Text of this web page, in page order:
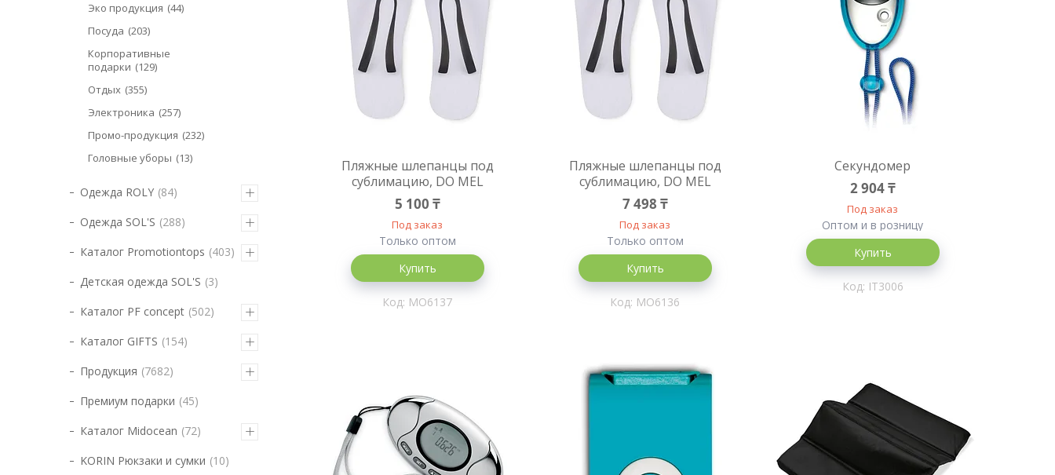
Пляжные шлепанцы под
сублимацию, DO MEL
5 100 ₸
Под заказ
Только оптом
Купить
MO6137
Пляжные шлепанцы под
сублимацию, DO MEL
7 498 ₸
Под заказ
Только оптом
Купить
MO6136
Секундомер
2 904 ₸
Под заказ
Оптом и в розницу
Купить
IT3006
Эко продукция 44
Посуда 203
Корпоративные
подарки
129
Отдых 355
Электроника 257
Промо-продукция 232
Головные уборы
13
Одежда ROLY 84
Одежда SOL'S 288
Каталог Promotiontops 403
Детская одежда SOL'S 3
Каталог PF concept 502
Каталог GIFTS 154
Продукция 7682
Премиум подарки 45
Каталог Midocean 72
KORIN Рюкзаки и сумки 10